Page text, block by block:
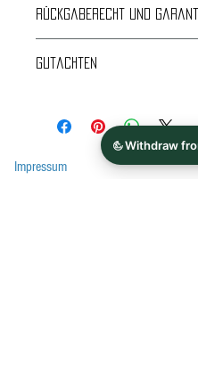
Rückgaberecht und
Gutachten
Impressum